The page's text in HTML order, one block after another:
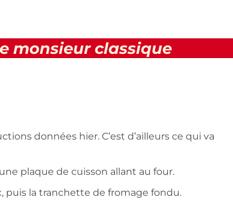
monsieur classique
données hier. C’est d’ailleurs ce qui va
plaque de cuisson allant au four.
puis la tranchette de fromage fondu.